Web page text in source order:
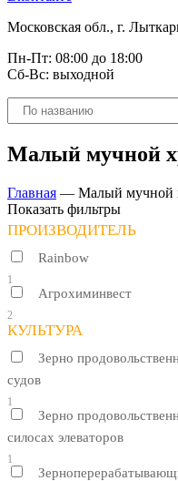
Московская обл., г.
Пн-Пт: 08:00 до 18:00
Сб-Вс: выходной
Поиск
товаров
Малый мучной
Главная — Малый мучной
Показать фильтры
ПРОИЗВОДИТЕЛЬ
Rainbow
1
Агрохиминвест
2
КУЛЬТУРА
Зерно
судов
1
Зерно
силосах элеваторов
1